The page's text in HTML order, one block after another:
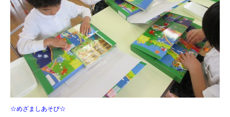
☆めざましあそび☆